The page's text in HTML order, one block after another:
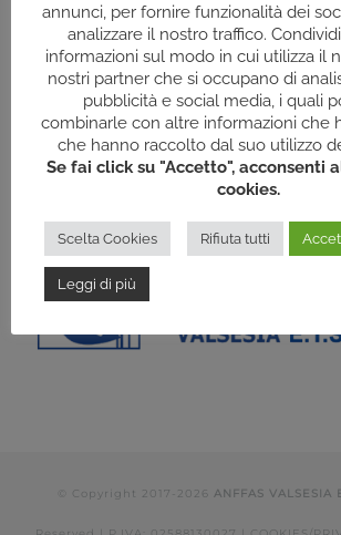
© Copyright 2017- 2026 ANFFAS VALSESIA
annunci, per fornire funzionalità dei
analizzare il nostro traffico.
informazioni sul modo in cui utilizza il
nostri partner che si occupano di
pubblicità e social media, i quali
combinarle con altre informazioni che
che hanno raccolto dal suo utilizzo
Se fai click su "Accetto", acconsenti
cookies.
Scelta Cookies Rifiuta tutti
Leggi di più